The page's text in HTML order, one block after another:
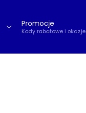
Promocje
Kody rabatowe i okazje